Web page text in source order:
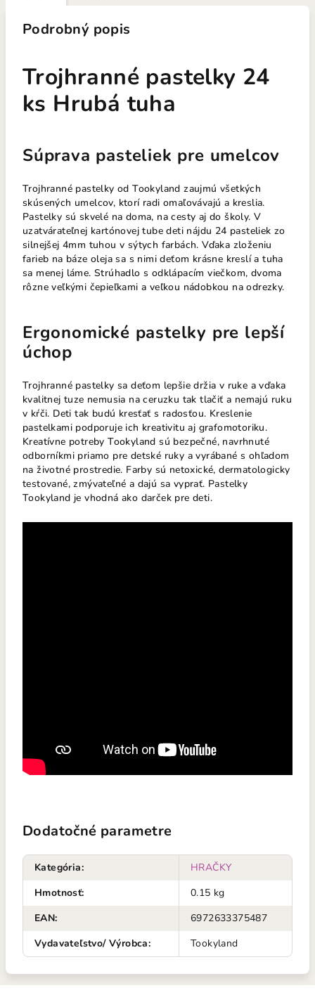
Podrobný popis
Trojhranné pastelky 24
ks Hrubá tuha
Súprava pasteliek pre umelcov
Trojhranné pastelky od Tookyland zaujmú všetkých
skúsených umelcov, ktorí radi omaľovávajú a kreslia.
Pastelky sú skvelé na doma, na cesty aj do školy. V
uzatvárateľnej kartónovej tube deti nájdu 24 pasteliek zo
silnejšej 4mm tuhou v sýtych farbách. Vďaka zloženiu
farieb na báze oleja sa s nimi deťom krásne kreslí a tuha
sa menej láme. Strúhadlo s odklápacím viečkom, dvoma
rôzne veľkými čepieľkami a veľkou nádobkou na odrezky.
Ergonomické pastelky pre lepší
úchop
Trojhranné pastelky sa deťom lepšie držia v ruke a vďaka
kvalitnej tuze nemusia na ceruzku tak tlačiť a nemajú ruku
v kŕči. Deti tak budú kresťať s radosťou. Kreslenie
pastelkami podporuje ich kreativitu aj grafomotoriku.
Kreatívne potreby Tookyland sú bezpečné, navrhnuté
odborníkmi priamo pre detské ruky a vyrábané s ohľadom
na životné prostredie. Farby sú netoxické, dermatologicky
testované, zmývateľné a dajú sa vyprať. Pastelky
Tookyland je vhodná ako darček pre deti.
Dodatočné parametre
Kategória:
HRAČKY
Hmotnosť:
0.15 kg
EAN:
6972633375487
Vydavateľstvo/ Výrobca: Tookyland